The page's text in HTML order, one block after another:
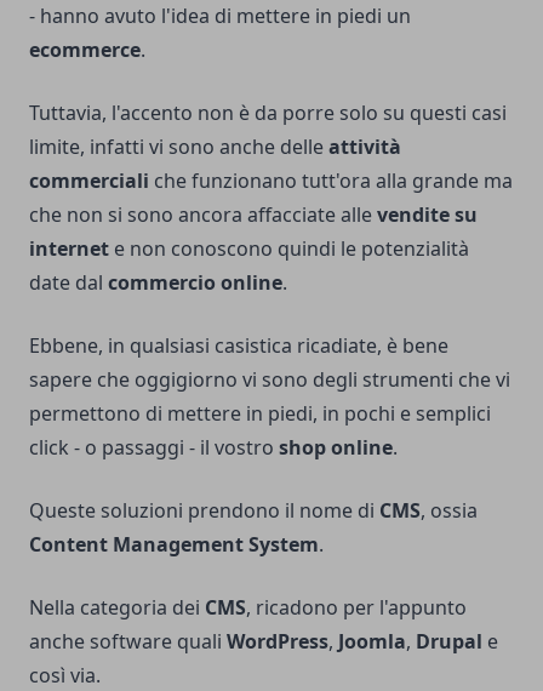
- hanno avuto l'idea di mettere in piedi un
ecommerce.
Tuttavia, l'accento non è da porre solo su questi casi
limite, infatti vi sono anche delleattività
commerciali che funzionano tutt'ora alla grande ma
che non si sono ancora affacciate allevendite su
internet e non conoscono quindi le potenzialità
date dal commercio online.
Ebbene, in qualsiasi casistica ricadiate, è bene
sapere che oggigiorno vi sono degli strumenti che vi
permettono di mettere in piedi, in pochi e semplici
click - o passaggi - il vostro shop online.
Queste soluzioni prendono il nome di CMS, ossia
Content Management System.
Nella categoria dei CMS, ricadono per l'appunto
anche software quali WordPress, Joomla, Drupal e
così via.